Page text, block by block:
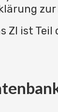
ZI ist